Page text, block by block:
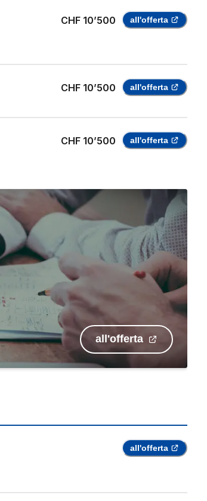
CHF 10’500 all'offerta
CHF 10’500 all'offerta
CHF 10’500 all'offerta
all'offerta
all'offerta